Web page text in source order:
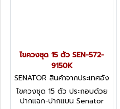
ไขควงชุด 15 ตัว SEN-572-
9150K
SENATOR สินค้าจากประเทศอัง
กฤษ-1
ไขควงชุด 15 ตัว ประกอบด้วย
ปากแฉก-ปากแบน Senator